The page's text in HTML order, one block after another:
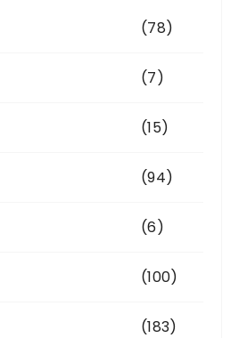
(78)
(7)
(15)
(94)
(6)
(100)
(183)